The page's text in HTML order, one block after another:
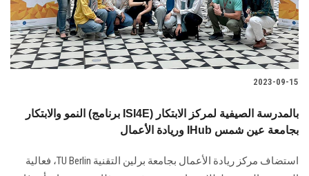
2023-09-15
النمو والابتكار (برنامج ISI4E) بالمدرسة الصيفية لمركز الابتكار
وريادة الأعمال IHub بجامعة عين شمس
استضاف مركز ريادة الأعمال بجامعة برلين التقنية TU Berlin، فعالية